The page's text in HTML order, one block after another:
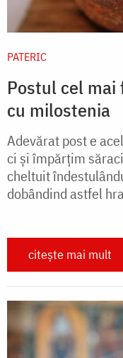
PATERIC
Postul cel
cu milostenia
Adevărat post e
ci și împărțim
cheltuit
dobândind astfel
citește mai mult